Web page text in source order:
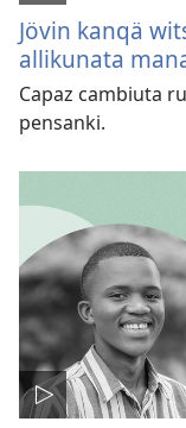
Jövin kanqä
allikunata
Capaz cambiuta
pensanki.